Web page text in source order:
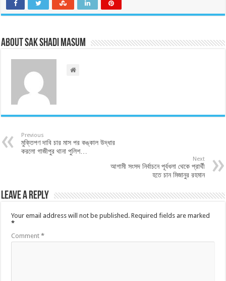
About Sak Shadi Masum
Previous
মুক্তিপণ দাবি চার মাস পর কঙ্কাল উদ্ধার
করলো গাজীপুর থানা পুলিশ…
Next
আগামী সংসদ নির্বাচনে পূর্বধলা থেকে প্রার্থী
হতে চান মিজানুর রহমান
Leave a Reply
Your email address will not be published. Required fields are marked
*
Comment*